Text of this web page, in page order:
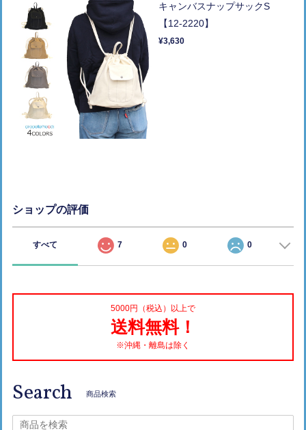
キャンバスナップサックS
【12-2220】
¥3,630
ショップの評価
すべて 7 0 0
5000円（税込）以上で
送料無料！
※沖縄・離島は除く
Search 商品検索